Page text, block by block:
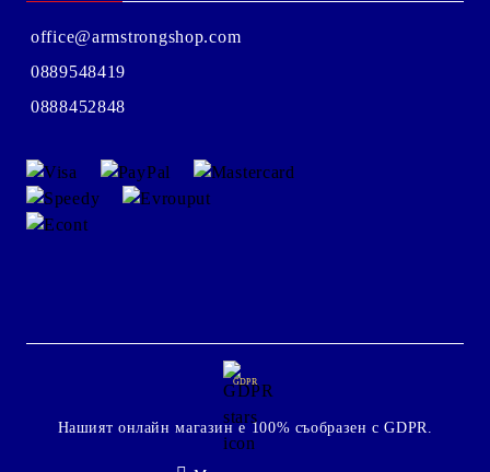
office@armstrongshop.com
0889548419
0888452848
GDPR
Нашият онлайн магазин е 100% съобразен с GDPR.